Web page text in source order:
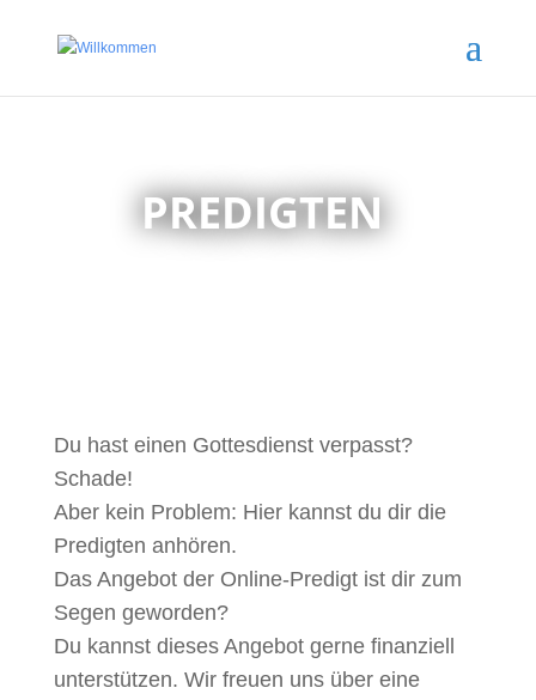
PREDIGTEN
Du hast einen Gottesdienst verpasst?
Schade!
Aber kein Problem: Hier kannst du dir die
Predigten anhören.
Das Angebot der Online-Predigt ist dir zum
Segen geworden?
Du kannst dieses Angebot gerne finanziell
unterstützen. Wir freuen uns über eine